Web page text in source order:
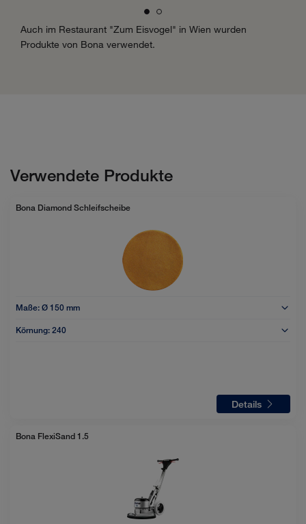
Auch im Restaurant "Zum Eisvogel" in Wien wurden
Produkte von Bona verwendet.
Verwendete Produkte
Bona Diamond Schleifscheibe
Maße: Ø 150 mm
Körnung: 240
Details
Bona FlexiSand 1.5